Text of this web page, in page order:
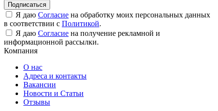
Подписаться
Я даю Согласие на обработку моих персональных данных
в соответствии с Политикой.
Я даю Согласие на получение рекламной и
информационной рассылки.
Компания
О нас
Адреса и контакты
Вакансии
Новости и Статьи
Отзывы